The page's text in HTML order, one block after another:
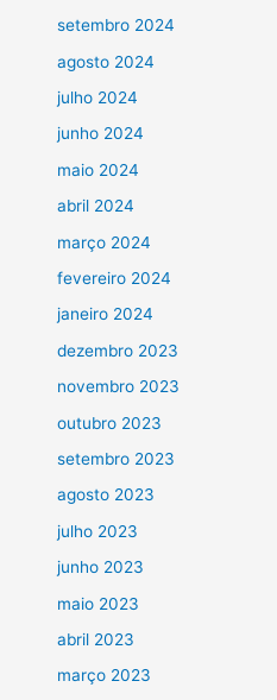
setembro 2024
agosto 2024
julho 2024
junho 2024
maio 2024
abril 2024
março 2024
fevereiro 2024
janeiro 2024
dezembro 2023
novembro 2023
outubro 2023
setembro 2023
agosto 2023
julho 2023
junho 2023
maio 2023
abril 2023
março 2023